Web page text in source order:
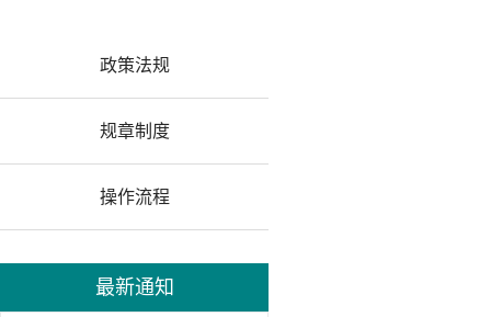
政策法规
规章制度
操作流程
最新通知